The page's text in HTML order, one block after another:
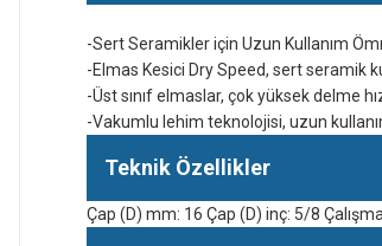
-Sert Seramikler için Uzun Kullanım
-Elmas Kesici Dry Speed, sert seramik
-Üst sınıf elmaslar, çok yüksek delme
-Vakumlu lehim teknolojisi, uzun
Teknik Özellikler
Çap (D) mm: 16 Çap (D) inç: 5/8